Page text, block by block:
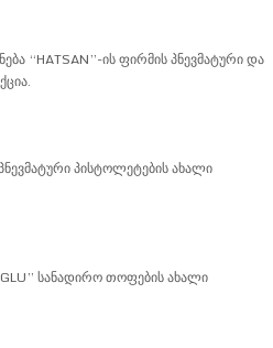
“HATSAN”-ის ფირმის პნევმატური და
პისტოლეტების ახალი
სანადირო თოფების ახალი